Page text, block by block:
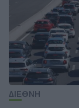
ΔΙΕΘΝΗ